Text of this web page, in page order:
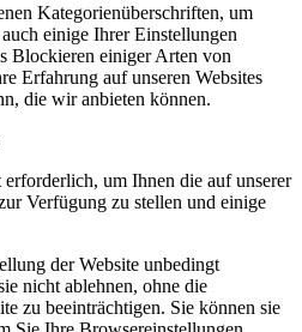
Kategorienüberschriften, um
einige Ihrer Einstellungen
Blockieren einiger Arten von
Erfahrung auf unseren Websites
die wir anbieten können.
um Ihnen die auf unserer
Verfügung zu stellen und einige
der Website unbedingt
nicht ablehnen, ohne die
zu beeinträchtigen. Sie können sie